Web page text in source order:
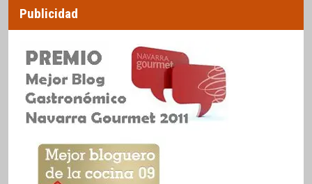
Publicidad